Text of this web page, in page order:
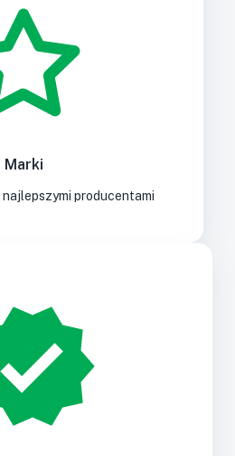
Marki
najlepszymi producentami